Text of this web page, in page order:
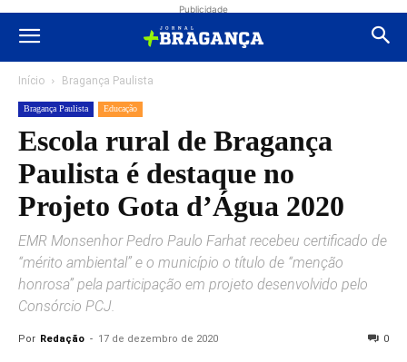
Publicidade
Início Bragança Paulista
Bragança Paulista Educação
Escola rural de Bragança
Paulista é destaque no
Projeto Gota d’Água 2020
EMR Monsenhor Pedro Paulo Farhat recebeu certificado de
“mérito ambiental” e o município o título de “menção
honrosa” pela participação em projeto desenvolvido pelo
Consórcio PCJ.
Por Redação - 17 de dezembro de 2020 0